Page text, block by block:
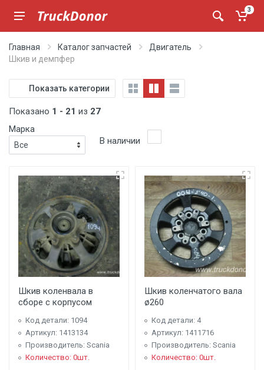
3
Главная Каталог запчастей
Двигатель
Шкив и демпфер
Показать категории
Показано 1 - 21 из 27
Марка
В наличии
Шкив коленвала в
сборе с корпусом
Код детали: 1094
Артикул: 1413134
Производитель: Scania
Количество: 0шт.
Шкив коленчатого вала
ø260
Код детали: 4
Артикул: 1411716
Производитель: Scania
Количество: 0шт.